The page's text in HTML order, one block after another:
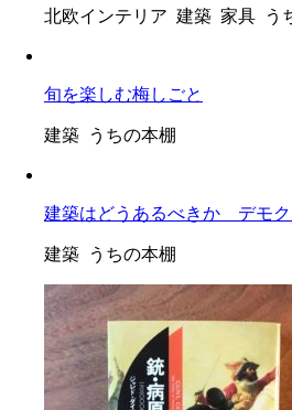
北欧インテリア 建築 家具 う
旬を楽しむ梅しごと
建築 うちの本棚
建築はどうあるべきか デモク
建築 うちの本棚